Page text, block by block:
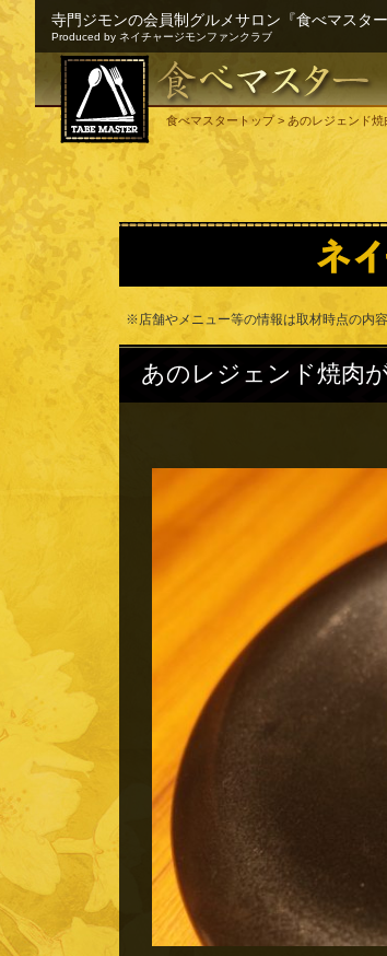
寺門ジモンの会員制グルメサロン『食べマスター
Produced by ネイチャージモンファンクラブ
食べマスタートップ> あのレジェンド焼
※店舗やメニュー等の情報は取材時点の内
あのレジェンド焼肉